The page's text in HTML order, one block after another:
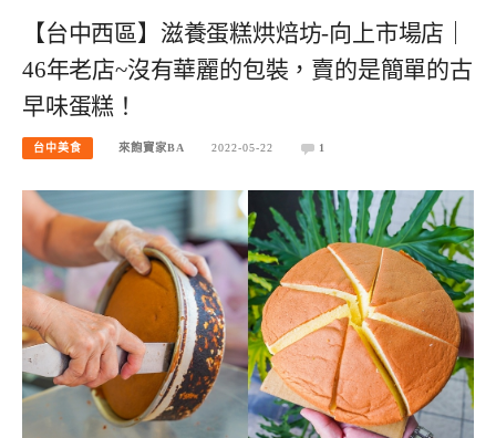
【台中西區】滋養蛋糕烘焙坊-向上市場店｜
46年老店~沒有華麗的包裝，賣的是簡單的古
早味蛋糕！
台中美食 來飽寶家BA 2022-05-22 1